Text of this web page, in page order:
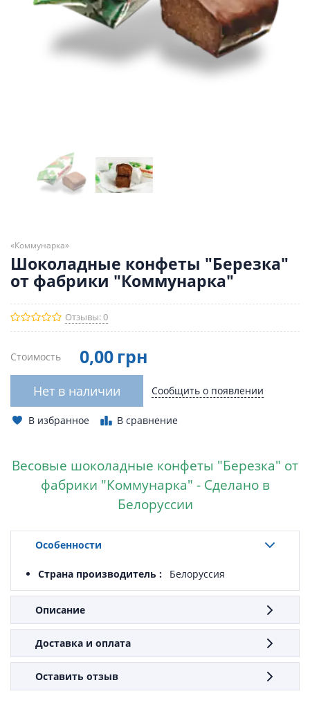
«Коммунарка»
Шоколадные конфеты "Березка"
от фабрики "Коммунарка"
Отзывы: 0
Стоимость 0,00 грн
Нет в наличии Сообщить о появлении
В избранное В сравнение
Весовые шоколадные конфеты "Березка" от
фабрики "Коммунарка" - Сделано в
Белоруссии
Особенности
Страна производитель Белоруссия
Описание
Доставка и оплата
Оставить отзыв